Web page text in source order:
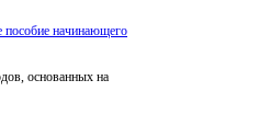
основанных на